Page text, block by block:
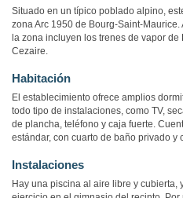
Situado en un típico poblado alpino,
zona Arc 1950 de Bourg-Saint-
la zona incluyen los trenes de vapor
Cezaire.
Habitación
El establecimiento ofrece amplios
todo tipo de instalaciones, como TV,
de plancha, teléfono y caja fuerte.
estándar, con cuarto de baño privado y
Instalaciones
Hay una piscina al aire libre y